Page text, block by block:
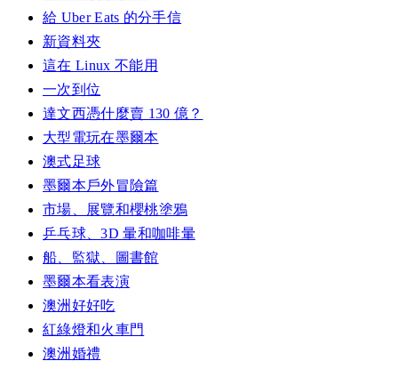
給 Uber Eats 的分手信
新資料夾
這在 Linux 不能用
一次到位
達文西憑什麼賣 130 億？
大型電玩在墨爾本
澳式足球
墨爾本戶外冒險篇
市場、展覽和櫻桃塗鴉
乒乓球、3D 暈和咖啡暈
船、監獄、圖書館
墨爾本看表演
澳洲好好吃
紅綠燈和火車門
澳洲婚禮